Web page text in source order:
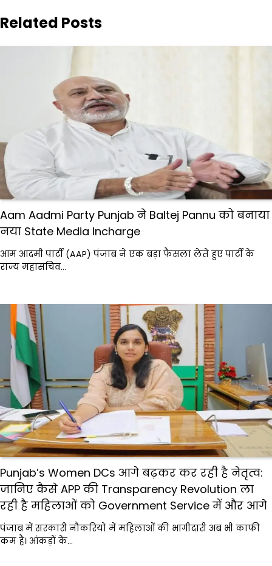
Related Posts
Aam Aadmi Party Punjab ने Baltej Pannu को बनाया
नया State Media Incharge
आम आदमी पार्टी (AAP) पंजाब ने एक बड़ा फैसला लेते हुए पार्टी के
राज्य महासचिव…
Punjab’s Women DCs आगे बढ़कर कर रही है नेतृत्व:
जानिए कैसे APP की Transparency Revolution ला
रही है महिलाओं को Government Service में और आगे
पंजाब में सरकारी नौकरियों में महिलाओं की भागीदारी अब भी काफी
कम है। आंकड़ों के…